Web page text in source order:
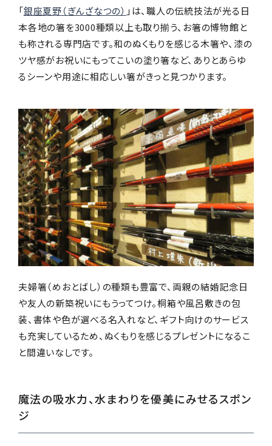
「銀座夏野（ぎんざなつの） 」は、職人の伝統技法が光る日
本各地の箸を3000種類以上も取り揃う、お箸の博物館と
も称される専門店です。和のぬくもりを感じる木箸や、漆の
ツヤ感がお祝いにもってこいの塗り箸など、ありとあらゆ
るシーンや用途に相応しい箸がきっと見つかります。
夫婦箸（めおとばし）の種類も豊富で、両親の結婚記念日
や友人の新築祝いにもうってつけ。桐箱や風呂敷きの包
装、書体や色が選べる名入れなど、ギフト向けのサービス
も充実しているため、ぬくもりを感じるプレゼントになるこ
と間違いなしです。
魔法の吸水力、水まわりを優美にみせるスポン
ジ